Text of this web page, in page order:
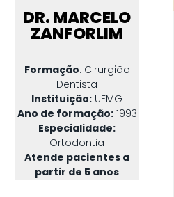
DR. MARCELO
ZANFORLIM
Formação: Cirurgião
Dentista
Instituição: UFMG
Ano de formação:1993
Especialidade:
Ortodontia
Atende pacientes a
partir de 5 anos